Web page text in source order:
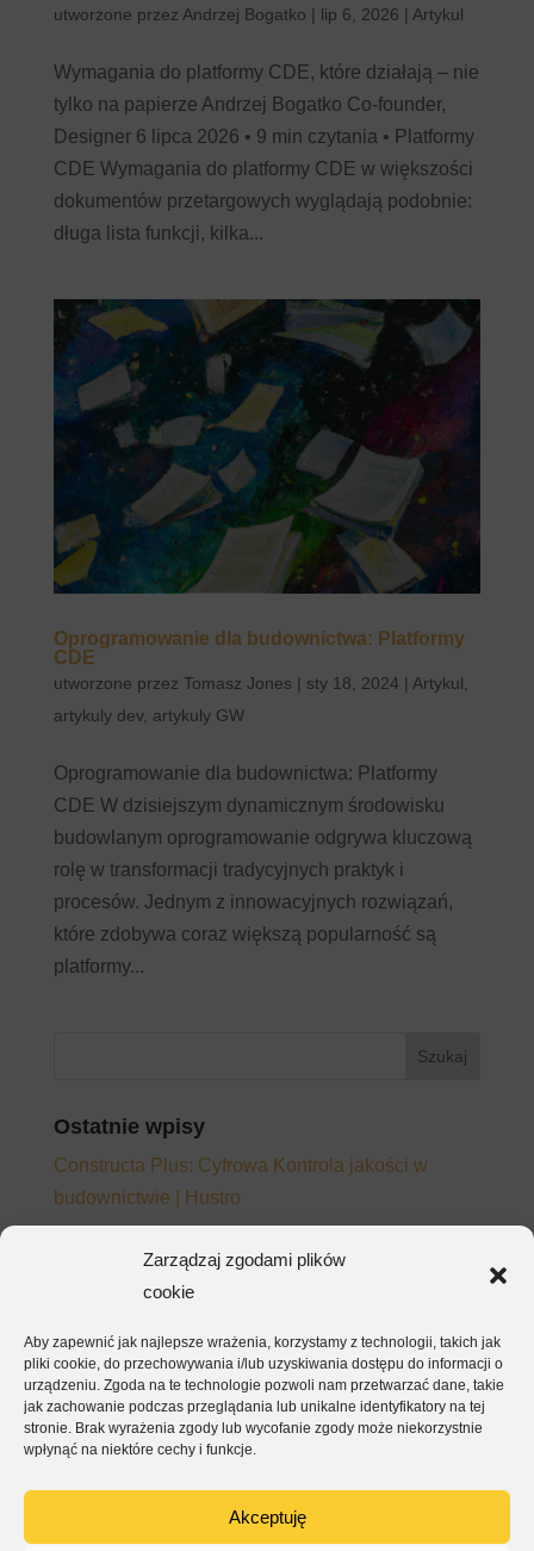
Zarządzaj zgodami plików
cookie
Aby zapewnić jak najlepsze wrażenia, korzystamy z technologii, takich jak
pliki cookie, do przechowywania i/lub uzyskiwania dostępu do informacji o
urządzeniu. Zgoda na te technologie pozwoli nam przetwarzać dane, takie
jak zachowanie podczas przeglądania lub unikalne identyfikatory na tej
stronie. Brak wyrażenia zgody lub wycofanie zgody może niekorzystnie
wpłynąć na niektóre cechy i funkcje.
Akceptuję
utworzone przez Andrzej Bogatko | lip 6, 2026 | Artykul
Wymagania do platformy CDE, które działają – nie
tylko na papierze Andrzej Bogatko Co-founder,
Designer 6 lipca 2026 • 9 min czytania • Platformy
CDE Wymagania do platformy CDE w większości
dokumentów przetargowych wyglądają podobnie:
długa lista funkcji, kilka...
Oprogramowanie dla budownictwa: Platformy
CDE
utworzone przez Tomasz Jones | sty 18, 2024 | Artykul
artykuly dev, artykuly GW
Oprogramowanie dla budownictwa: Platformy
CDE W dzisiejszym dynamicznym środowisku
budowlanym oprogramowanie odgrywa kluczową
rolę w transformacji tradycyjnych praktyk i
procesów. Jednym z innowacyjnych rozwiązań,
które zdobywa coraz większą popularność są
platformy...
Ostatnie wpisy
Constructa Plus: Cyfrowa Kontrola jakości w
budownictwie | Hustro
wracają do e-maila mimo wdrożonego systemu
będą działać – nie tylko na papierze
EKSA – kontrola jakości i raporty dla inwestora w
jednej aplikacji
ArmetBis – kompletacja, montaż i odbiór w jednej
aplikacji